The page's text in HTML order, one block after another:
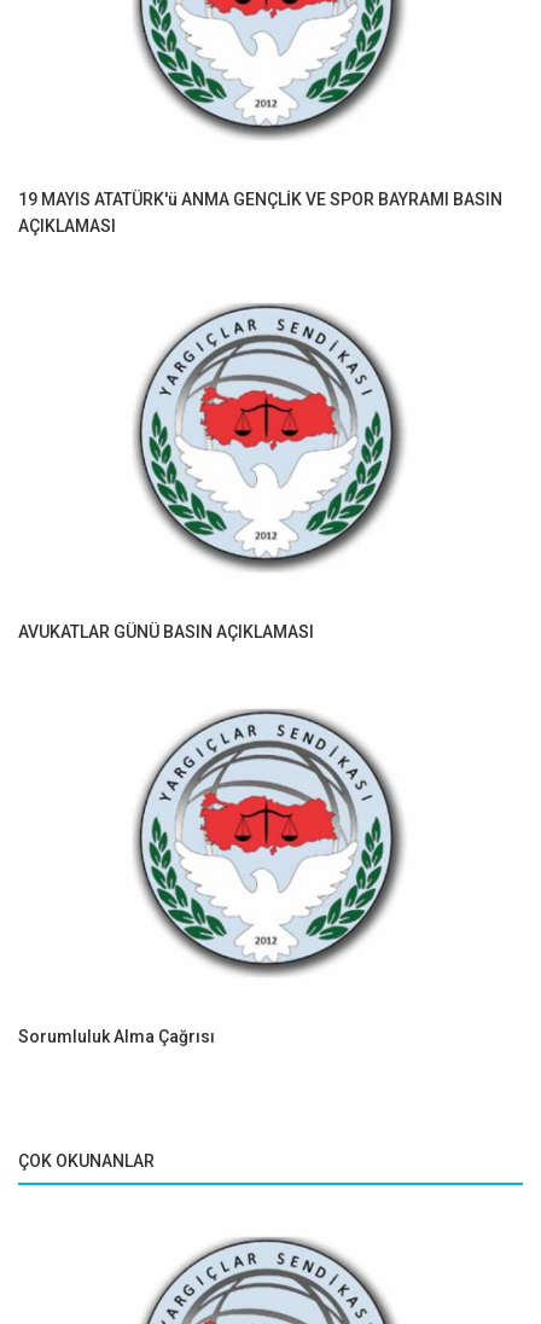
19 MAYIS ATATÜRK'ü ANMA GENÇLİK VE SPOR BAYRAMI BASIN
AÇIKLAMASI
AVUKATLAR GÜNÜ BASIN AÇIKLAMASI
Sorumluluk Alma Çağrısı
ÇOK OKUNANLAR